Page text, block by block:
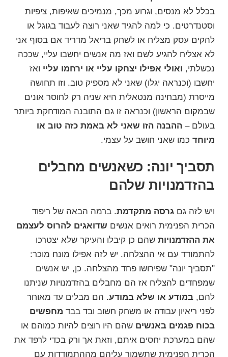
בכלל לא מנסים, וגרוע מכך, מנמיכים שאיפות, ציפיות
וסטנדרטים. כי למה להגיד שאני רוצה לעבוד בגוגל או
להקים עסק מצליח או לשחק בריאל מדריד אם בסוף אני
לא אצליח להגיע לשם ואז מה אנשים יחשבו עליי, שככה
נכשלתי, ואולי אפילו יצחקו עליי או ירחמו עליי ואז
יחשבו (וכנראה יגלו) שאני לא מספיק טוב. וזו תחושה
מייסרת (מבחינה מנטאלית היא שניה רק לחוסר אונים
שבמקום הראשון) וכנראה זו גם התובנה המודחקת ביותר
בעולם – ההבנה הזו שאני לא באמת כזה טוב או
מיוחד כמו שאני חושב על עצמי.
תסביך יונה: כשאנשים מחבלים
בהזדמנויות שלהם
ויש לזה גם גרסה מתקדמת. ברמה הבאה של ריפוד
הכרית הפנימית רואים אנשים שדואגים להרוס לעצמם
את ההזדמנויות שהם כן קיבלו והעיקר שלא יצטרכו
להתמודד עם אי ההצלחה. יש לזה אפילו מונח מוכר:
"תסביך יונה" שפירושו פחד מהצלחה. כן, יש אנשים
שמפחדים להצליח אז הם מחבלים בהזדמנויות שניתנו
להם, במודע או שלא במודע. הם מבלים עד מאוחר
לפני ריאיון עבודה או משחק חשוב ובד בבד מחפשים
בכוח פגמים באנשים שהם היו רוצים להיות כמוהם או
שהם במערכת יחסים איתם, וזאת אך ורק בכדי לרפד את
הכרית הפנימית שתשמור עליהם מההתמודדות עם